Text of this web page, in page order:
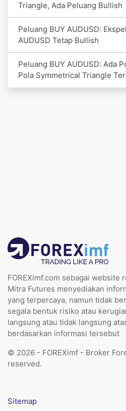
Triangle, Ada Peluang Bullish
Peluang BUY AUDUSD:
AUDUSD Tetap Bullish
Peluang BUY AUDUSD: Ada
Pola Symmetrical Triangle
FOREXimf.com sebagai website
Mitra Futures menyediakan
yang terpercaya, namun tidak
segala bentuk risiko atau
langsung atau tidak langsung
berdasarkan informasi tersebut
© 2026 - FOREXimf - Broker
reserved.
Sitemap